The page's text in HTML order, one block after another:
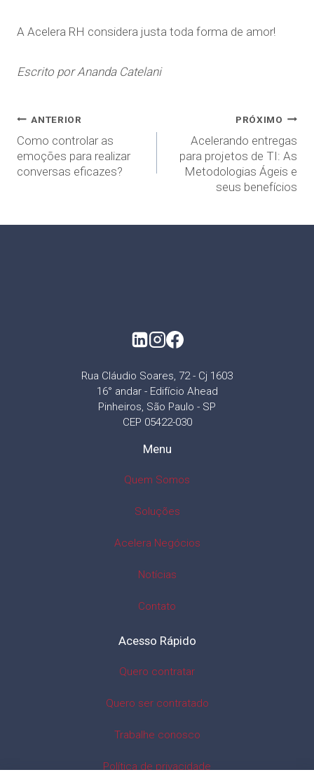
A Acelera RH considera justa toda forma de amor!
Escrito por Ananda Catelani
ANTERIOR
Como controlar as
emoções para realizar
conversas eficazes?
PRÓXIMO
Acelerando entregas
para projetos de TI: As
Metodologias Ágeis e
seus benefícios
Rua Cláudio Soares, 72 - Cj 1603
16° andar - Edifício Ahead
Pinheiros, São Paulo - SP
CEP 05422-030
Menu
Quem Somos
Soluções
Acelera Negócios
Notícias
Contato
Acesso Rápido
Quero contratar
Quero ser contratado
Trabalhe conosco
Política de privacidade